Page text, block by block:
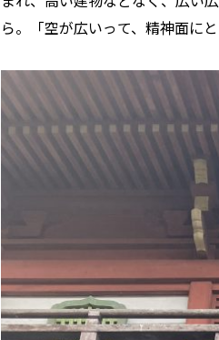
ら。「空が広いって、精神面に